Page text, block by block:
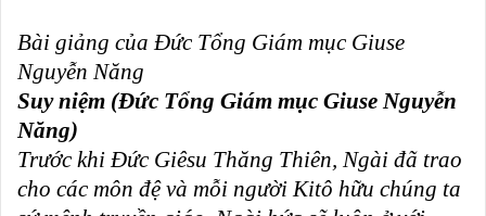
Bài giảng của Đức Tổng Giám mục Giuse
Nguyễn Năng
Suy niệm (Đức Tổng Giám mục Giuse Nguyễn
Năng)
Trước khi Ðức Giêsu Thăng Thiên, Ngài đã trao
cho các môn đệ và mỗi người Kitô hữu chúng ta